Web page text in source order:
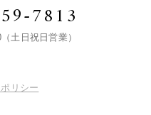
7813
土日祝日営業）
リシー